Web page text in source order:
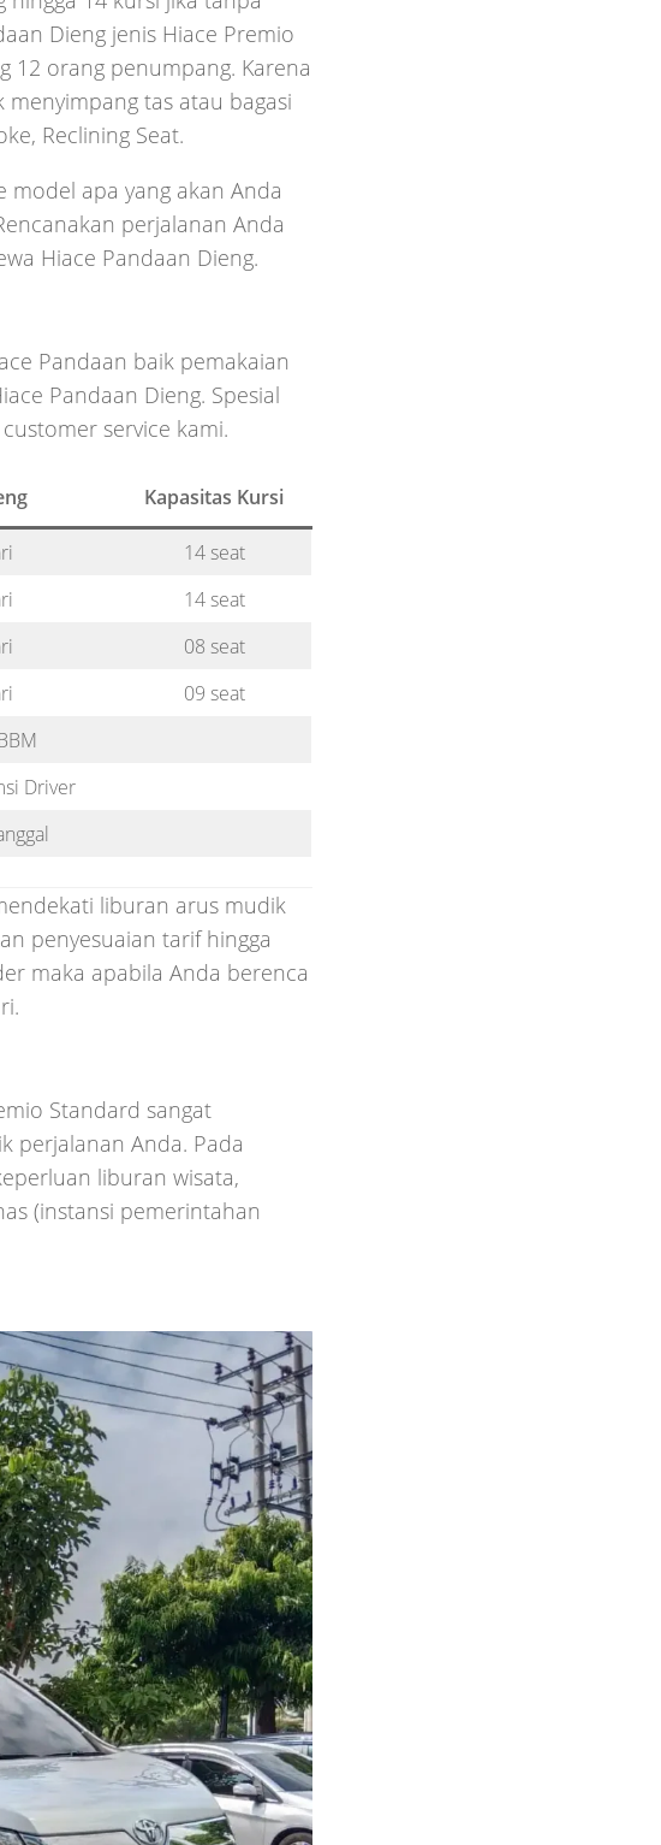
Dieng jenis Hiace Premio
12 orang penumpang. Karena
tas atau bagasi
Reclining Seat.
apa yang akan Anda
perjalanan Anda
Hiace Pandaan Dieng.
Pandaan baik pemakaian
Pandaan Dieng. Spesial
service kami.
Kapasitas Kursi
14 seat
14 seat
08 seat
09 seat
Driver
liburan arus mudik
penyesuaian tarif hingga
maka apabila Anda berenca
Standard sangat
perjalanan Anda. Pada
liburan wisata,
(instansi pemerintahan